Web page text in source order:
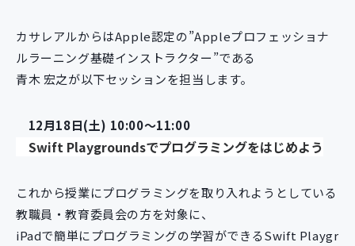
カサレアルからはApple認定の”Appleプロフェッショナ
ルラーニング基礎インストラクター”である
青木 宏之が以下セッションを担当します。
12月18日(土) 10:00～11:00
Swift Playgroundsでプログラミングをはじめよう
これから授業にプログラミングを取り入れようとしている
教職員・教育委員会の方を対象に、
iPadで簡単にプログラミングの学習ができるSwift Playgr